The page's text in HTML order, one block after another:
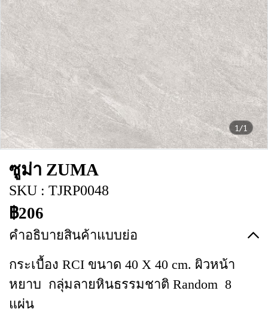
1/1
ซูม่า ZUMA
SKU : TJRP0048
฿206
คำอธิบายสินค้าแบบย่อ
กระเบื้อง RCI ขนาด 40 X 40 cm. ผิวหน้า
หยาบ กลุ่มลายหินธรรมชาติ Random 8
แผ่น